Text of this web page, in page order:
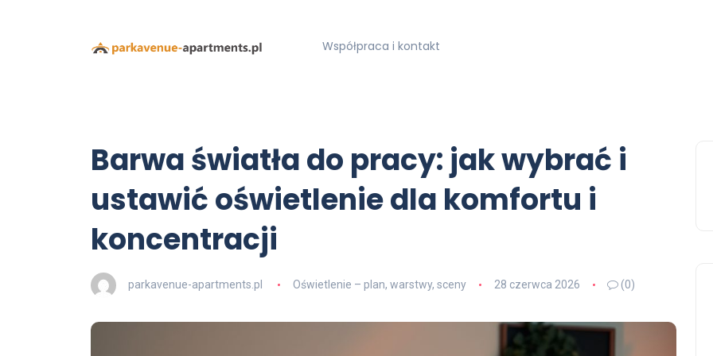
Współpraca i kontakt
Barwa światła do pracy: jak wybrać i
ustawić oświetlenie dla komfortu i
koncentracji
parkavenue-apartments.pl Oświetlenie – plan, warstwy, sceny 28 czerwca 2026 (0)